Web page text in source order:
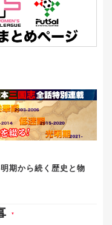
期から続く歴史と物
▼